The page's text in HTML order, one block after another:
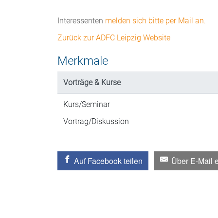
Interessenten melden sich bitte per Mail an.
Zurück zur ADFC Leipzig Website
Merkmale
Vorträge & Kurse
Kurs/Seminar
Vortrag/Diskussion
Auf Facebook teilen Über E-Mail